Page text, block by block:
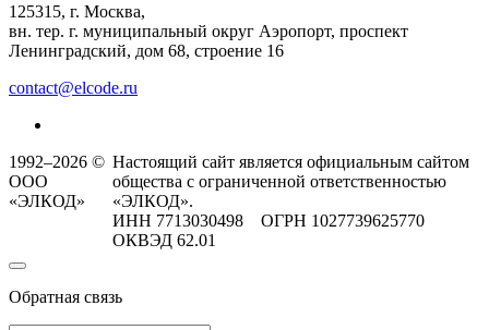
125315, г. Москва,
вн. тер. г. муниципальный округ Аэропорт, проспект
Ленинградский, дом 68, строение 16
contact@elcode.ru
1992–2026 ©
ООО
«ЭЛКОД»
Настоящий сайт является официальным сайтом
общества с ограниченной ответственностью
«ЭЛКОД».
ИНН 7713030498 ОГРН 1027739625770
ОКВЭД 62.01
Обратная связь